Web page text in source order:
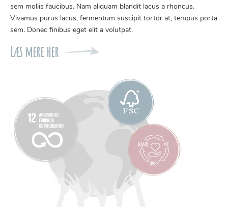
sem mollis faucibus. Nam aliquam blandit lacus a rhoncus.
Vivamus purus lacus, fermentum suscipit tortor at, tempus porta
sem. Donec finibus eget elit a volutpat.
Læs mere her